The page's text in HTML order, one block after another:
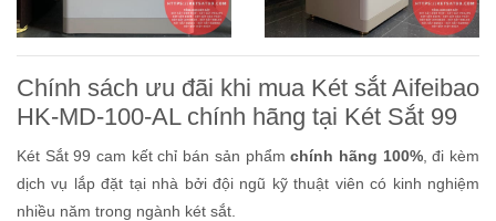
Chính sách ưu đãi khi mua Két sắt Aifeibao
HK-MD-100-AL chính hãng tại Két Sắt 99
Két Sắt 99 cam kết chỉ bán sản phẩmchính hãng 100%, đi kèm
dịch vụ lắp đặt tại nhà bởi đội ngũ kỹ thuật viên có kinh nghiệm
nhiều năm trong ngành két sắt.